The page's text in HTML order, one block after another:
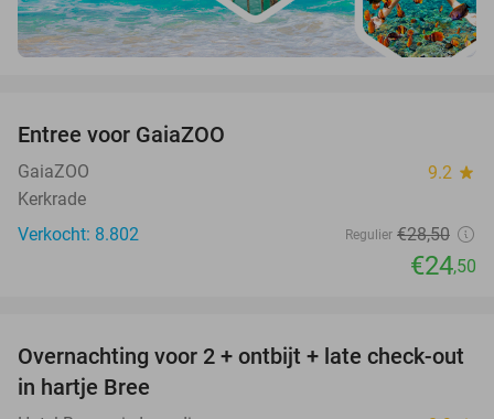
Entree voor GaiaZOO
GaiaZOO 9.2 star
Kerkrade
Verkocht: 8.802
Regulier €28,50
€24,50
41%
TODAY
Overnachting voor 2 + ontbijt + late check-out
in hartje Bree